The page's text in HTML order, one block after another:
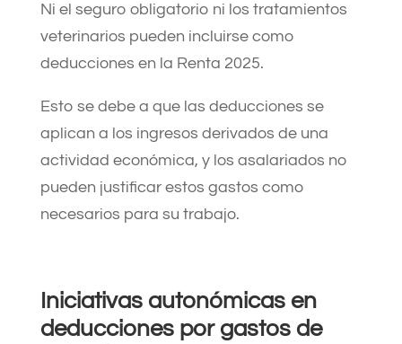
Ni el seguro obligatorio ni los tratamientos
veterinarios pueden incluirse como
deducciones en la Renta 2025.
Esto se debe a que las deducciones se
aplican a los ingresos derivados de una
actividad económica, y los asalariados no
pueden justificar estos gastos como
necesarios para su trabajo.
Iniciativas autonómicas en
deducciones por gastos de